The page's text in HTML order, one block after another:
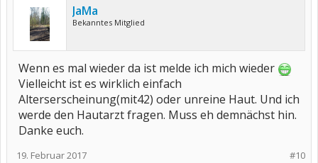
LG Kukana *die sowas (bisher) nur nach einem Unfall mit
Nasenbruch hatte
JaMa
Bekanntes Mitglied
Wenn es mal wieder da ist melde ich mich wieder
Vielleicht ist es wirklich einfach
Alterserscheinung(mit42) oder unreine Haut. Und ich
werde den Hautarzt fragen. Muss eh demnächst hin.
Danke euch.
#10
19. Februar 2017